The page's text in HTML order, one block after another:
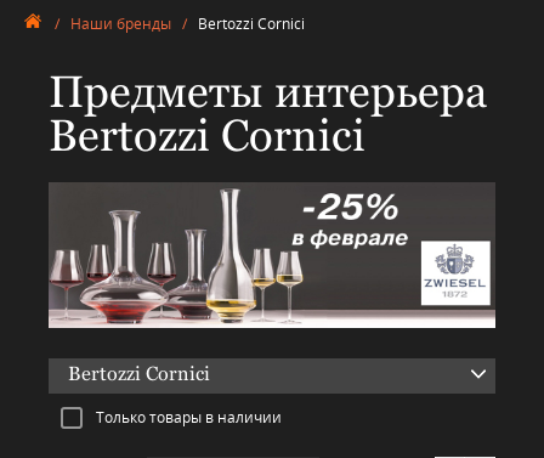
/ Наши бренды / Bertozzi Cornici
Предметы интерьера
Bertozzi Cornici
Bertozzi Cornici
Только товары в наличии